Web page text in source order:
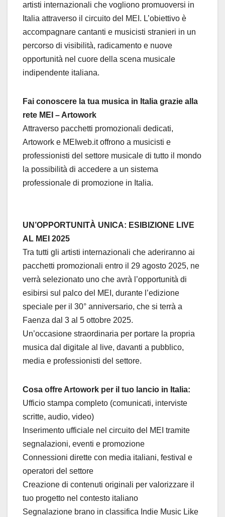
artisti internazionali che vogliono promuoversi in
Italia attraverso il circuito del MEI. L’obiettivo è
accompagnare cantanti e musicisti stranieri in un
percorso di visibilità, radicamento e nuove
opportunità nel cuore della scena musicale
indipendente italiana.
Fai conoscere la tua musica in Italia grazie alla
rete MEI – Artowork
Attraverso pacchetti promozionali dedicati,
Artowork e MEIweb.it offrono a musicisti e
professionisti del settore musicale di tutto il mondo
la possibilità di accedere a un sistema
professionale di promozione in Italia.
UN’OPPORTUNITÀ UNICA: ESIBIZIONE LIVE
AL MEI 2025
Tra tutti gli artisti internazionali che aderiranno ai
pacchetti promozionali entro il 29 agosto 2025, ne
verrà selezionato uno che avrà l’opportunità di
esibirsi sul palco del MEI, durante l’edizione
speciale per il 30° anniversario, che si terrà a
Faenza dal 3 al 5 ottobre 2025.
Un’occasione straordinaria per portare la propria
musica dal digitale al live, davanti a pubblico,
media e professionisti del settore.
Cosa offre Artowork per il tuo lancio in Italia:
Ufficio stampa completo (comunicati, interviste
scritte, audio, video)
Inserimento ufficiale nel circuito del MEI tramite
segnalazioni, eventi e promozione
Connessioni dirette con media italiani, festival e
operatori del settore
Creazione di contenuti originali per valorizzare il
tuo progetto nel contesto italiano
Segnalazione brano in classifica Indie Music Like